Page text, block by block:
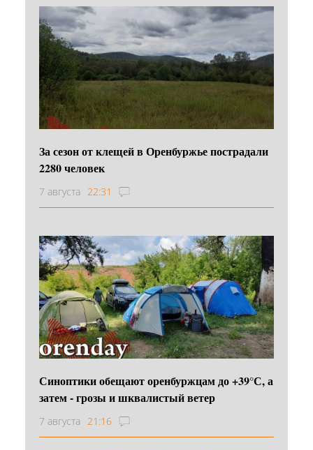
За сезон от клещей в Оренбуржье пострадали
2280 человек
7 августа 22:31
Синоптики обещают оренбуржцам до +39°С, а
затем - грозы и шквалистый ветер
7 августа 21:16